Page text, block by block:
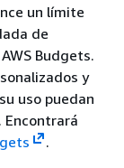
un límite
de
Budgets.
y
uso puedan
Encontrará
.